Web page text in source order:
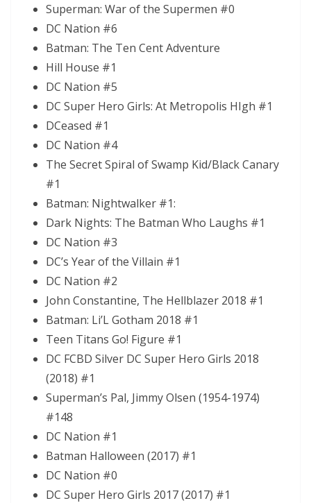
Superman: War of the Supermen #0
DC Nation #6
Batman: The Ten Cent Adventure
Hill House #1
DC Nation #5
DC Super Hero Girls: At Metropolis HIgh #1
DCeased #1
DC Nation #4
The Secret Spiral of Swamp Kid/Black Canary
#1
Batman: Nightwalker #1:
Dark Nights: The Batman Who Laughs #1
DC Nation #3
DC’s Year of the Villain #1
DC Nation #2
John Constantine, The Hellblazer 2018 #1
Batman: Li’L Gotham 2018 #1
Teen Titans Go! Figure #1
DC FCBD Silver DC Super Hero Girls 2018
(2018) #1
Superman’s Pal, Jimmy Olsen (1954-1974)
#148
DC Nation #1
Batman Halloween (2017) #1
DC Nation #0
DC Super Hero Girls 2017 (2017) #1